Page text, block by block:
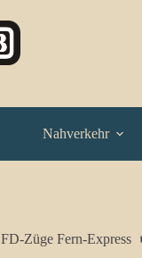
Nahverkehr
FD-Züge Fern-Express